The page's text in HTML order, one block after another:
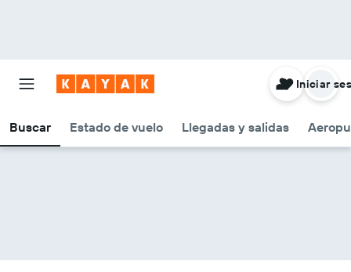
Buscar Estado de vuelo Llegadas y salidas
Iniciar